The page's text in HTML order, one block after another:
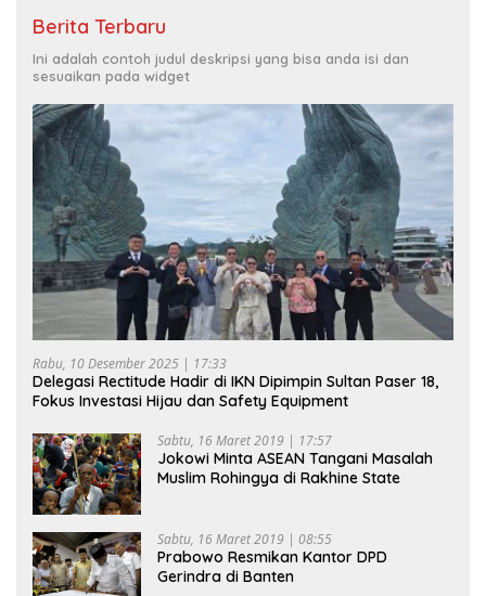
Berita Terbaru
Ini adalah contoh judul deskripsi yang bisa anda isi dan
sesuaikan pada widget
Rabu, 10 Desember 2025 | 17:33
Delegasi Rectitude Hadir di IKN Dipimpin Sultan Paser 18,
Fokus Investasi Hijau dan Safety Equipment
Sabtu, 16 Maret 2019 | 17:57
Jokowi Minta ASEAN Tangani Masalah
Muslim Rohingya di Rakhine State
Sabtu, 16 Maret 2019 | 08:55
Prabowo Resmikan Kantor DPD
Gerindra di Banten